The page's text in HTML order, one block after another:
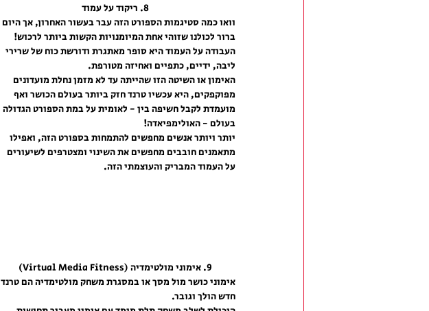
8. ריקוד על עמוד
וואו כמה סטיגמות הספורט הזה עבר בעשור האחרון, אך היום
ברור לכולנו שזוהי אחת המיומנויות הקשות ביותר לרכוש!
העבודה על העמוד היא סופר מאתגרת ודורשת כוח של שרירי
ליבה, ידיים, כתפיים ואחיזה מטורפת.
האימון או השיטה הזו שהייתה עד לא מזמן נחלת מועדונים
מפוקפקים, היא עכשיו טרנד חזק ביותר בעולם הכושר ואף
מועמדת לקבל חשיפה בין - לאומית על במת הספורט הגדולה
בעולם - האולימפיאדה!
יותר ויותר אנשים מחפשים להתמחות בספורט הזה, ואפילו
מתאמנים חובבים מחפשים את השינוי ומצטרפים לשיעורים
על העמוד המבריק והעוצמתי הזה.
9. אימוני מולטימדיה (Virtual Media Fitness)
אימוני כושר מול מסך או במסגרת משחק מולטימדיה הם טרנד
חדש הולך וגובר.